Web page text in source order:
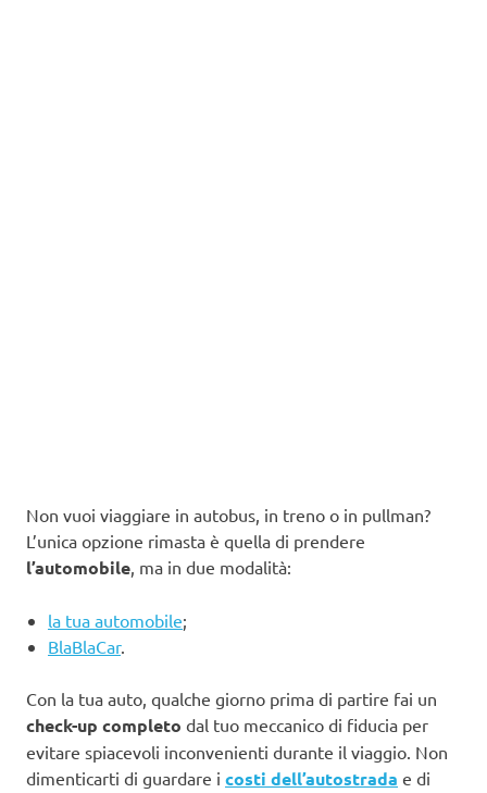
Non vuoi viaggiare in autobus, in treno o in pullman?
L’unica opzione rimasta è quella di prendere
l’automobile, ma in due modalità:
la tua automobile;
BlaBlaCar.
Con la tua auto, qualche giorno prima di partire fai un
check-up completo dal tuo meccanico di fiducia per
evitare spiacevoli inconvenienti durante il viaggio. Non
dimenticarti di guardare i costi dell’autostrada e di